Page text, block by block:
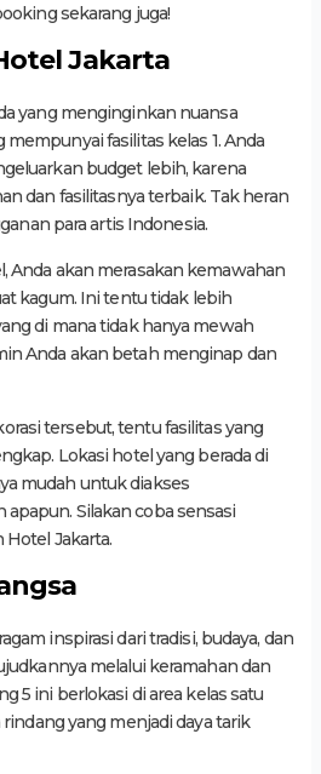
sekarang juga!
Jakarta
yang menginginkan nuansa
fasilitas kelas 1. Anda
budget lebih, karena
dan fasilitasnya terbaik. Tak heran
para artis Indonesia.
Anda akan merasakan kemawahan
kagum. Ini tentu tidak lebih
di mana tidak hanya mewah
Anda akan betah menginap dan
tersebut, tentu fasilitas yang
Lokasi hotel yang berada di
mudah untuk diakses
Silakan coba sensasi
Hotel Jakarta.
inspirasi dari tradisi, budaya, dan
melalui keramahan dan
5 ini berlokasi di area kelas satu
yang menjadi daya tarik